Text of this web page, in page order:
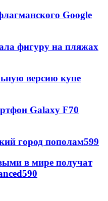
Google
фигуру на пляжах
версию купе
Galaxy F70
город пополам599
в мире получат
590